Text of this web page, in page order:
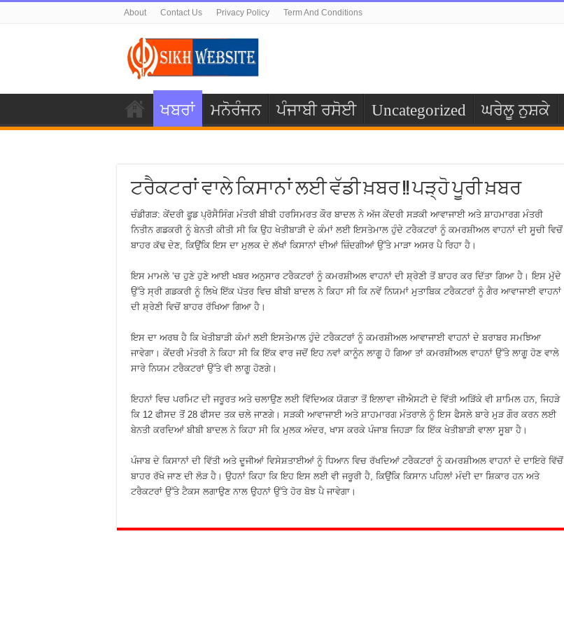
About Contact Us Privacy Policy Term And Conditions
ਖਬਰਾਂ ਮਨੋਰੰਜਨ ਪੰਜਾਬੀ ਰਸੋਈ Uncategorized ਘਰੇਲੂ ਨੁਸ਼ਕੇ
ਟਰੈਕਟਰਾਂ ਵਾਲੇ ਕਿਸਾਨਾਂ ਲਈ ਵੱਡੀ ਖ਼ਬਰ !! ਪੜ੍ਹੋ ਪੂਰੀ ਖ਼ਬਰ
ਚੰਡੀਗੜ: ਕੇਂਦਰੀ ਫੂਡ ਪ੍ਰੋਸੈਸਿੰਗ ਮੰਤਰੀ ਬੀਬੀ ਹਰਸਿਮਰਤ ਕੌਰ ਬਾਦਲ ਨੇ ਅੱਜ ਕੇਂਦਰੀ ਸੜਕੀ ਆਵਾਜਾਈ ਅਤੇ ਸ਼ਾਹਮਾਰਗ ਮੰਤਰੀ
ਨਿਤੀਨ ਗਡਕਰੀ ਨੂੰ ਬੇਨਤੀ ਕੀਤੀ ਸੀ ਕਿ ਉਹ ਖੇਤੀਬਾੜੀ ਦੇ ਕੰਮਾਂ ਲਈ ਇਸਤੇਮਾਲ ਹੁੰਦੇ ਟਰੈਕਟਰਾਂ ਨੂੰ ਕਮਰਸ਼ੀਅਲ ਵਾਹਨਾਂ ਦੀ ਸੂਚੀ ਵਿਚੋਂ
ਬਾਹਰ ਕੱਢ ਦੇਣ, ਕਿਉਂਕਿ ਇਸ ਦਾ ਮੁਲਕ ਦੇ ਲੱਖਾਂ ਕਿਸਾਨਾਂ ਦੀਆਂ ਜ਼ਿੰਦਗੀਆਂ ਉੱਤੇ ਮਾੜਾ ਅਸਰ ਪੈ ਰਿਹਾ ਹੈ।
ਇਸ ਮਾਮਲੇ ‘ਚ ਹੁਣੇ ਹੁਣੇ ਆਈ ਖਬਰ ਅਨੁਸਾਰ ਟਰੈਕਟਰਾਂ ਨੂੰ ਕਮਰਸ਼ੀਅਲ ਵਾਹਨਾਂ ਦੀ ਸ਼੍ਰੇਣੀ ਤੋਂ ਬਾਹਰ ਕਰ ਦਿੱਤਾ ਗਿਆ ਹੈ। ਇਸ ਮੁੱਦੇ
ਉੱਤੇ ਸ੍ਰੀ ਗਡਕਰੀ ਨੂੰ ਲਿਖੇ ਇੱਕ ਪੱਤਰ ਵਿਚ ਬੀਬੀ ਬਾਦਲ ਨੇ ਕਿਹਾ ਸੀ ਕਿ ਨਵੇਂ ਨਿਯਮਾਂ ਮੁਤਾਬਿਕ ਟਰੈਕਟਰਾਂ ਨੂੰ ਗੈਰ ਆਵਾਜਾਈ ਵਾਹਨਾਂ
ਦੀ ਸ਼੍ਰੇਣੀ ਵਿਚੋਂ ਬਾਹਰ ਰੱਖਿਆ ਗਿਆ ਹੈ।
ਇਸ ਦਾ ਅਰਥ ਹੈ ਕਿ ਖੇਤੀਬਾੜੀ ਕੰਮਾਂ ਲਈ ਇਸਤੇਮਾਲ ਹੁੰਦੇ ਟਰੈਕਟਰਾਂ ਨੂੰ ਕਮਰਸ਼ੀਅਲ ਆਵਾਜਾਈ ਵਾਹਨਾਂ ਦੇ ਬਰਾਬਰ ਸਮਝਿਆ
ਜਾਵੇਗਾ। ਕੇਂਦਰੀ ਮੰਤਰੀ ਨੇ ਕਿਹਾ ਸੀ ਕਿ ਇੱਕ ਵਾਰ ਜਦੋਂ ਇਹ ਨਵਾਂ ਕਾਨੂੰਨ ਲਾਗੂ ਹੋ ਗਿਆ ਤਾਂ ਕਮਰਸ਼ੀਅਲ ਵਾਹਨਾਂ ਉੱਤੇ ਲਾਗੂ ਹੋਣ ਵਾਲੇ
ਸਾਰੇ ਨਿਯਮ ਟਰੈਕਟਰਾਂ ਉੱਤੇ ਵੀ ਲਾਗੂ ਹੋਣਗੇ।
ਇਹਨਾਂ ਵਿਚ ਪਰਮਿਟ ਦੀ ਜਰੂਰਤ ਅਤੇ ਚਲਾਉਣ ਲਈ ਵਿੱਦਿਅਕ ਯੋਗਤਾ ਤੋਂ ਇਲਾਵਾ ਜੀਐਸਟੀ ਦੇ ਵਿੱਤੀ ਅੜਿੱਕੇ ਵੀ ਸ਼ਾਮਿਲ ਹਨ, ਜਿਹੜੇ
ਕਿ 12 ਫੀਸਦ ਤੋਂ 28 ਫੀਸਦ ਤਕ ਚਲੇ ਜਾਣਗੇ। ਸੜਕੀ ਆਵਾਜਾਈ ਅਤੇ ਸ਼ਾਹਮਾਰਗ ਮੰਤਰਾਲੇ ਨੂੰ ਇਸ ਫੈਸਲੇ ਬਾਰੇ ਮੁੜ ਗੌਰ ਕਰਨ ਲਈ
ਬੇਨਤੀ ਕਰਦਿਆਂ ਬੀਬੀ ਬਾਦਲ ਨੇ ਕਿਹਾ ਸੀ ਕਿ ਮੁਲਕ ਅੰਦਰ, ਖਾਸ ਕਰਕੇ ਪੰਜਾਬ ਜਿਹੜਾ ਕਿ ਇੱਕ ਖੇਤੀਬਾੜੀ ਵਾਲਾ ਸੂਬਾ ਹੈ।
ਪੰਜਾਬ ਦੇ ਕਿਸਾਨਾਂ ਦੀ ਵਿੱਤੀ ਅਤੇ ਦੂਜੀਆਂ ਵਿਸੇਸ਼ਤਾਈਆਂ ਨੂੰ ਧਿਆਨ ਵਿਚ ਰੱਖਦਿਆਂ ਟਰੈਕਟਰਾਂ ਨੂੰ ਕਮਰਸ਼ੀਅਲ ਵਾਹਨਾਂ ਦੇ ਦਾਇਰੇ ਵਿੱਚੋਂ
ਬਾਹਰ ਰੱਖੇ ਜਾਣ ਦੀ ਲੋੜ ਹੈ। ਉਹਨਾਂ ਕਿਹਾ ਕਿ ਇਹ ਇਸ ਲਈ ਵੀ ਜਰੂਰੀ ਹੈ, ਕਿਉਂਕਿ ਕਿਸਾਨ ਪਹਿਲਾਂ ਮੰਦੀ ਦਾ ਸ਼ਿਕਾਰ ਹਨ ਅਤੇ
ਟਰੈਕਟਰਾਂ ਉੱਤੇ ਟੈਕਸ ਲਗਾਉਣ ਨਾਲ ਉਹਨਾਂ ਉੱਤੇ ਹੋਰ ਬੋਝ ਪੈ ਜਾਵੇਗਾ।